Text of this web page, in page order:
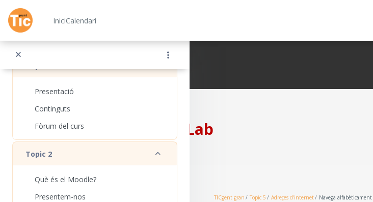
Xarxa Punt TIC
CampusLab
IniciCalendari
General
Presentació
Continguts
Fòrum del curs
Topic 2 Redueix
Què és el Moodle?
Presentem-nos
TICgent gran Topic 5 Adreçes d'internet Navega alfabèticament